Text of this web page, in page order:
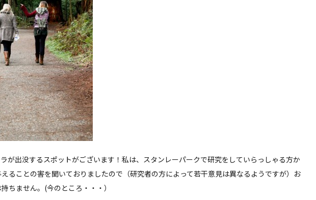
が出没するスポットがございます！私は、スタンレーパークで研究をしていらっしゃる方か
ることの害を聞いておりましたので（研究者の方によって若干意見は異なるようですが）お
ちません。(今のところ・・・）